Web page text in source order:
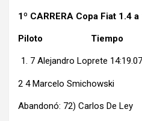
1º CARRERA Copa Fiat 1.4 a
Piloto Tiempo
7 Alejandro Loprete
2 4 Marcelo Smichowski
Abandonó: 72) Carlos De Ley